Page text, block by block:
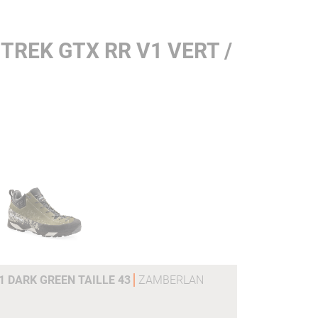
GTX RR V1 VERT /
DARK GREEN TAILLE 43 ZAMBERLAN